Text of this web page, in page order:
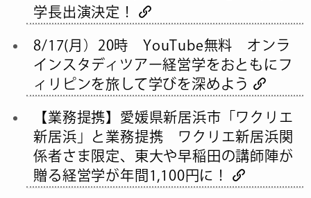
学長出演決定！
8/17(月）20時 YouTube無料 オンラ
インスタディツアー経営学をおともにフ
ィリピンを旅して学びを深めよう
【業務提携】愛媛県新居浜市「ワクリエ
新居浜」と業務提携 ワクリエ新居浜関
係者さま限定、東大や早稲田の講師陣が
贈る経営学が年間1,100円に！